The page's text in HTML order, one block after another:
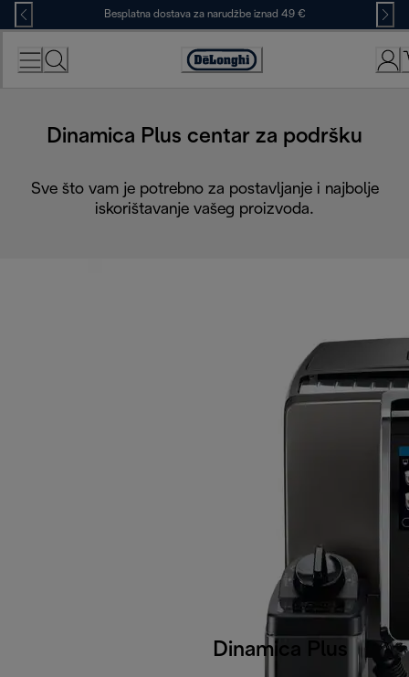
Skip
to
Content
Besplatna dostava za narudžbe iznad 49 €
Accessibility
Dinamica Plus centar za podršku
Sve što vam je potrebno za postavljanje i najbolje
iskorištavanje vašeg proizvoda.
Dinamica Plus